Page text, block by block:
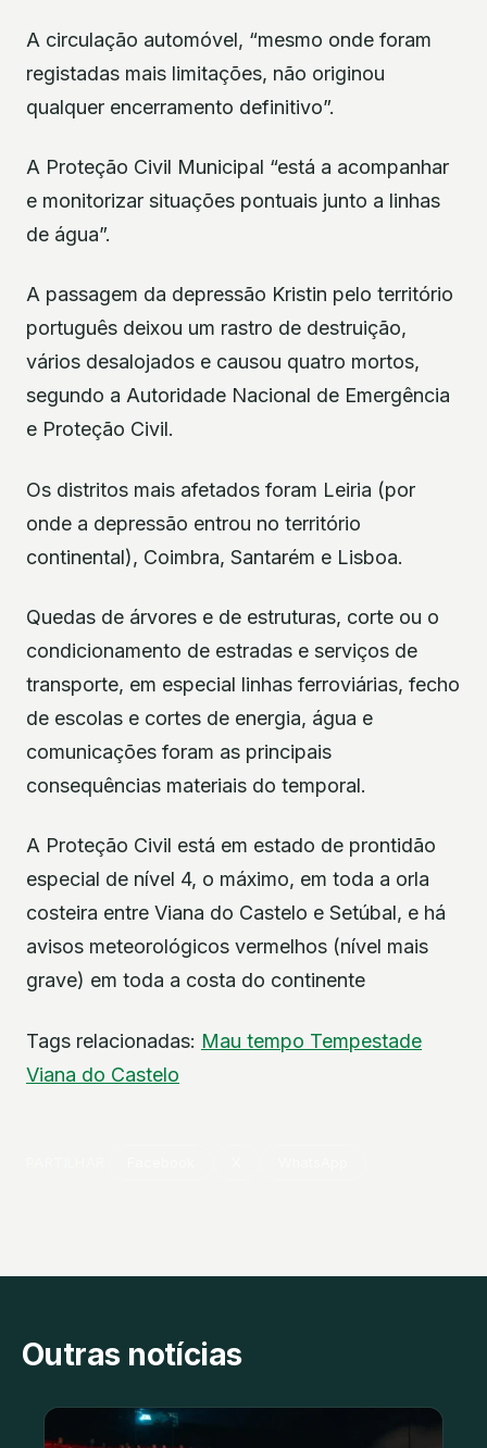
A circulação automóvel, “mesmo onde foram
registadas mais limitações, não originou
qualquer encerramento definitivo”.
A Proteção Civil Municipal “está a acompanhar
e monitorizar situações pontuais junto a linhas
de água”.
A passagem da depressão Kristin pelo território
português deixou um rastro de destruição,
vários desalojados e causou quatro mortos,
segundo a Autoridade Nacional de Emergência
e Proteção Civil.
Os distritos mais afetados foram Leiria (por
onde a depressão entrou no território
continental), Coimbra, Santarém e Lisboa.
Quedas de árvores e de estruturas, corte ou o
condicionamento de estradas e serviços de
transporte, em especial linhas ferroviárias, fecho
de escolas e cortes de energia, água e
comunicações foram as principais
consequências materiais do temporal.
A Proteção Civil está em estado de prontidão
especial de nível 4, o máximo, em toda a orla
costeira entre Viana do Castelo e Setúbal, e há
avisos meteorológicos vermelhos (nível mais
grave) em toda a costa do continente
Tags relacionadas: Mau tempo Tempestade
Viana do Castelo
Outras notícias